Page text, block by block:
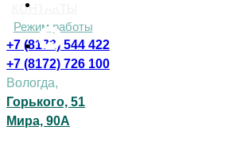
КОНТАКТЫ
Режим работы
+7 (8172) 544 422
+7 (8172) 726 100
Вологда,
Горького, 51
Мира, 90А